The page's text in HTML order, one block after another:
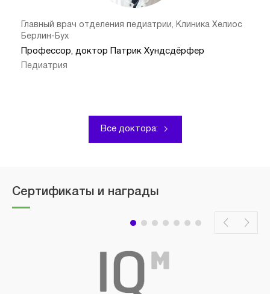
Главный врач отделения педиатрии, Клиника Хелиос
Берлин-Бух
Профессор, доктор Патрик Хундсдёрфер
Педиатрия
Все доктора:
Сертификаты и награды